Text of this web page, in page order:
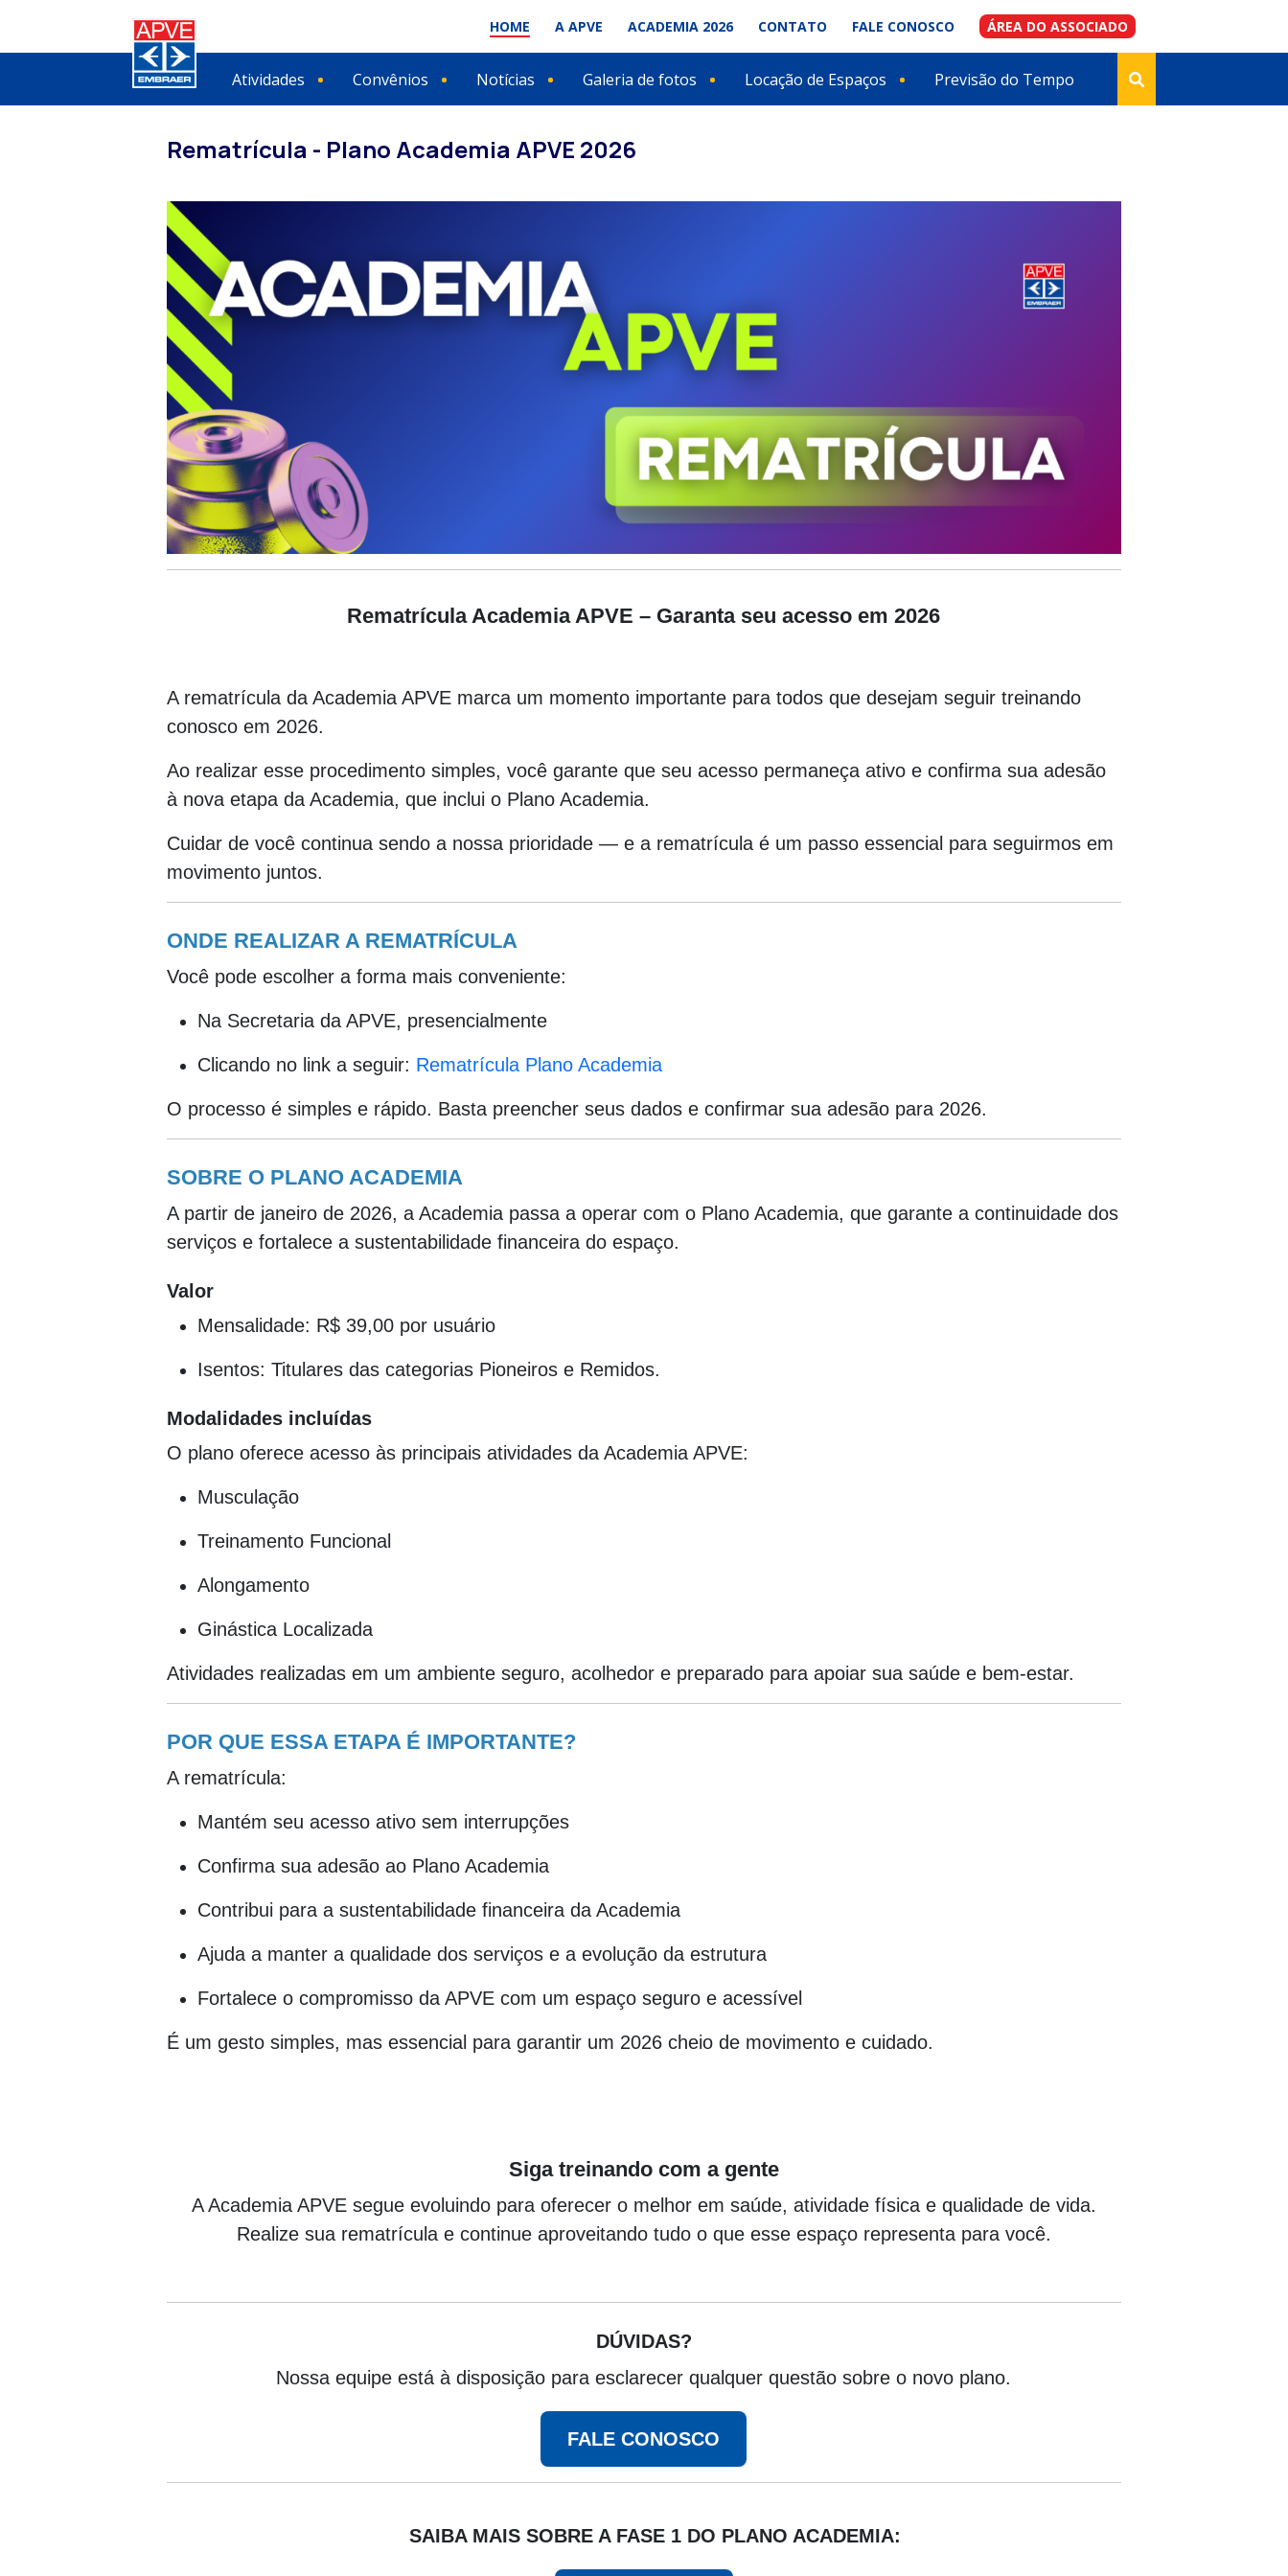
HOME A APVE ACADEMIA 2026 CONTATO FALE CONOSCO ÁREA DO ASSOCIADO
Atividades Convênios Notícias Galeria de fotos Locação de Espaços Previsão do Tempo
Rematrícula - Plano Academia APVE 2026
Rematrícula Academia APVE – Garanta seu acesso em 2026
A rematrícula da Academia APVE marca um momento importante para todos que desejam seguir treinando
conosco em 2026.
Ao realizar esse procedimento simples, você garante que seu acesso permaneça ativo e confirma sua adesão
à nova etapa da Academia, que inclui o Plano Academia.
Cuidar de você continua sendo a nossa prioridade — e a rematrícula é um passo essencial para seguirmos em
movimento juntos.
ONDE REALIZAR A REMATRÍCULA
Você pode escolher a forma mais conveniente:
Na Secretaria da APVE, presencialmente
Clicando no link a seguir: Rematrícula Plano Academia
O processo é simples e rápido. Basta preencher seus dados e confirmar sua adesão para 2026.
SOBRE O PLANO ACADEMIA
A partir de janeiro de 2026, a Academia passa a operar com o Plano Academia, que garante a continuidade dos
serviços e fortalece a sustentabilidade financeira do espaço.
Valor
Mensalidade: R$ 39,00 por usuário
Isentos: Titulares das categorias Pioneiros e Remidos.
Modalidades incluídas
O plano oferece acesso às principais atividades da Academia APVE:
Musculação
Treinamento Funcional
Alongamento
Ginástica Localizada
Atividades realizadas em um ambiente seguro, acolhedor e preparado para apoiar sua saúde e bem-estar.
POR QUE ESSA ETAPA É IMPORTANTE?
A rematrícula:
Mantém seu acesso ativo sem interrupções
Confirma sua adesão ao Plano Academia
Contribui para a sustentabilidade financeira da Academia
Ajuda a manter a qualidade dos serviços e a evolução da estrutura
Fortalece o compromisso da APVE com um espaço seguro e acessível
É um gesto simples, mas essencial para garantir um 2026 cheio de movimento e cuidado.
Siga treinando com a gente
A Academia APVE segue evoluindo para oferecer o melhor em saúde, atividade física e qualidade de vida.
Realize sua rematrícula e continue aproveitando tudo o que esse espaço representa para você.
DÚVIDAS?
Nossa equipe está à disposição para esclarecer qualquer questão sobre o novo plano.
FALE CONOSCO
SAIBA MAIS SOBRE A FASE 1 DO PLANO ACADEMIA: